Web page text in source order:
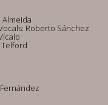
Roberto Sánchez